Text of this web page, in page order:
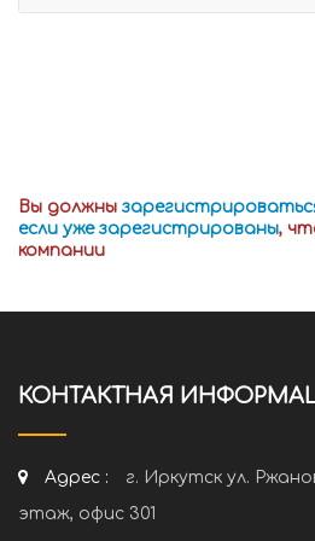
Вы должны
если уже зарегистрированы,
компании
КОНТАКТНАЯ
Адрес :
г. Иркутск ул.
этаж, офис 301